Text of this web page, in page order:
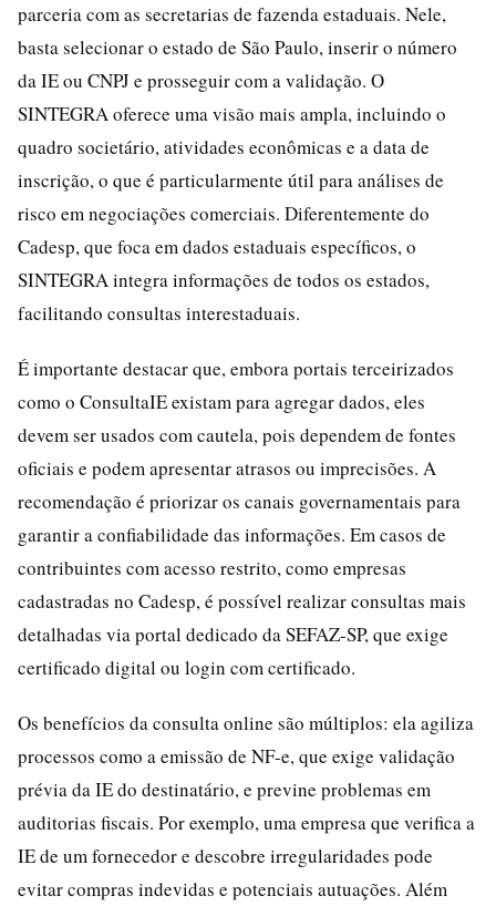
parceria com as secretarias de fazenda estaduais. Nele,
basta selecionar o estado de São Paulo, inserir o número
da IE ou CNPJ e prosseguir com a validação. O
SINTEGRA oferece uma visão mais ampla, incluindo o
quadro societário, atividades econômicas e a data de
inscrição, o que é particularmente útil para análises de
risco em negociações comerciais. Diferentemente do
Cadesp, que foca em dados estaduais específicos, o
SINTEGRA integra informações de todos os estados,
facilitando consultas interestaduais.
É importante destacar que, embora portais terceirizados
como o ConsultaIE existam para agregar dados, eles
devem ser usados com cautela, pois dependem de fontes
oficiais e podem apresentar atrasos ou imprecisões. A
recomendação é priorizar os canais governamentais para
garantir a confiabilidade das informações. Em casos de
contribuintes com acesso restrito, como empresas
cadastradas no Cadesp, é possível realizar consultas mais
detalhadas via portal dedicado da SEFAZ-SP, que exige
certificado digital ou login com certificado.
Os benefícios da consulta online são múltiplos: ela agiliza
processos como a emissão de NF-e, que exige validação
prévia da IE do destinatário, e previne problemas em
auditorias fiscais. Por exemplo, uma empresa que verifica a
IE de um fornecedor e descobre irregularidades pode
evitar compras indevidas e potenciais autuações. Além